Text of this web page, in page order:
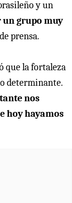
y un
un grupo muy
prensa.
que la fortaleza
determinante.
nos
hoy hayamos